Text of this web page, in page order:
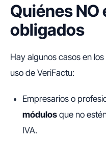
Quiénes NO
obligados
Hay algunos casos en
uso de VeriFactu:
Empresarios o
módulos que no
IVA.